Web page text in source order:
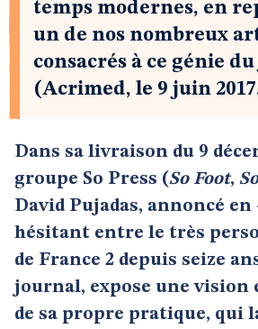
temps modernes, en
un de nos nombreux
consacrés à ce génie
(Acrimed, le 9 juin
Dans sa livraison du 9
groupe So Press (So Foot,
David Pujadas, annoncé
hésitant entre le très
de France 2 depuis seize
journal, expose une vision
de sa propre pratique, qui